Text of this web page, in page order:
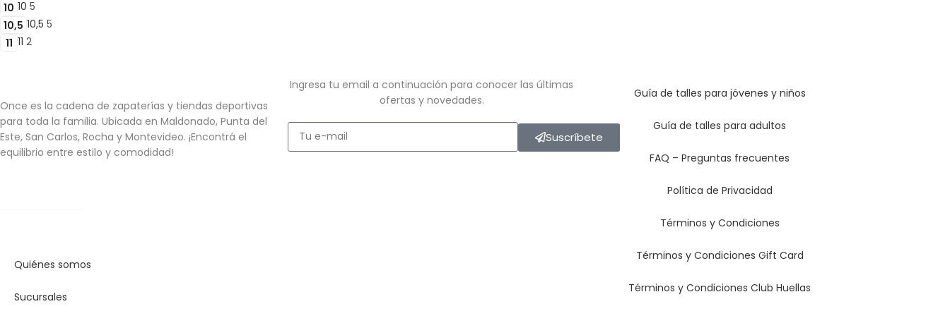
10 10 5
10,5 10,5 5
11 11 2
Once es la cadena de zapaterías y tiendas deportivas
para toda la familia. Ubicada en Maldonado, Punta del
Este, San Carlos, Rocha y Montevideo. ¡Encontrá el
equilibrio entre estilo y comodidad!
Quiénes somos
Sucursales
Ingresa tu email a continuación para conocer las últimas
ofertas y novedades.
Suscríbete
Guía de talles para jóvenes y niños
Guía de talles para adultos
FAQ – Preguntas frecuentes
Política de Privacidad
Términos y Condiciones
Términos y Condiciones Gift Card
Términos y Condiciones Club Huellas